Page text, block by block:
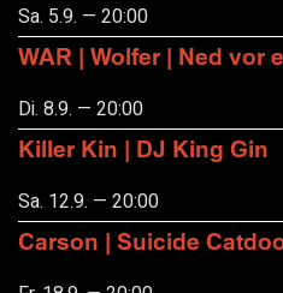
Sa. 5.9. — 20:00
WAR | Wolfer | Ned vor
Di. 8.9. — 20:00
Killer Kin | DJ King Gin
Sa. 12.9. — 20:00
Carson | Suicide